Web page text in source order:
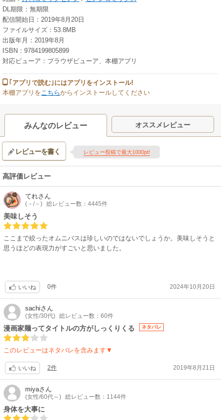
DL期限：無期限
配信開始日：2019年8月20日
ファイルサイズ：53.8MB
出版年月：2019年8月
ISBN：9784199805899
対応ビューア：ブラウザビューア、本棚アプリ
｢アプリで読む｣にはアプリをインストール!
本棚アプリを こちらからインストールしてください
みんなのレビュー オススメレビュー
レビューを書く レビュー投稿で最大1000pt!
高評価レビュー
てれさん
(－/－) 総レビュー数：4445件
美味しそう
ここまで絞ったオムニバスは珍しいのではないでしょうか。美味しそうと
思うほどの表現力がすごいと思いました。
いいね 0件 2024年10月20日
sachiさん
(女性/30代) 総レビュー数：60件
漫画家麺ってタイトルの方がしっくりくる ネタバレ
このレビューはネタバレを含みます▼
いいね 2件 2019年8月21日
miyaさん
(女性/60代～) 総レビュー数：1144件
身体を大事に